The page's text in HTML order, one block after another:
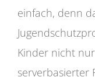
einfach, denn
Kinder nicht
serverbasierter